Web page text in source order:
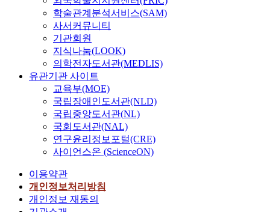
학술관계분석서비스(SAM)
사서커뮤니티
기관회원
지식나눔(LOOK)
의학전자도서관(MEDLIS)
유관기관 사이트
교육부(MOE)
국립장애인도서관(NLD)
국립중앙도서관(NL)
국회도서관(NAL)
연구윤리정보포털(CRE)
사이언스온 (ScienceON)
이용약관
개인정보처리방침
개인정보 재동의